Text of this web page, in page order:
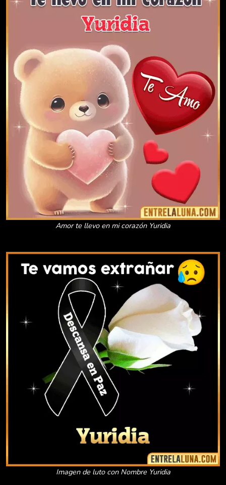
Amor te llevo en mi corazón Yuridia
Imagen de luto con Nombre Yuridia